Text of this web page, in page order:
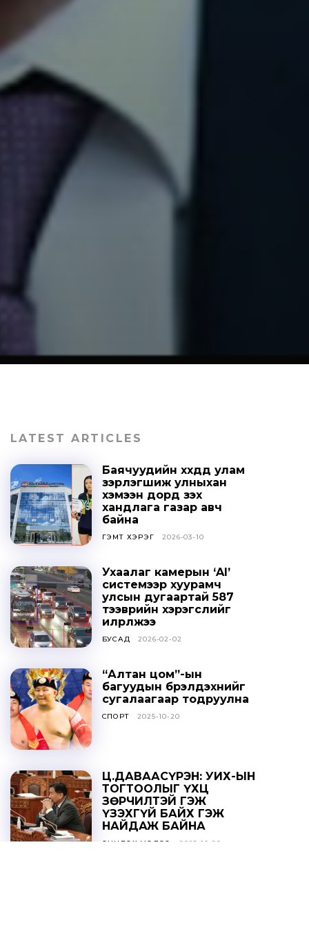
LATEST ARTICLES
Баячуудийн хүүхдүүд улам
зэрлэгшиж улныхан
хэмээн дорд үзэх
хандлага газар авч
байна
ГЭМТ ХЭРЭГ 2026-03-10
Ухаалаг камерын ‘AI’
системээр хуурамч
улсын дугаартай 587
тээврийн хэрэгслийг
илрүүлжээ
БУСАД 2026-02-02
“Алтан цом”-ын
багуудын бүрэлдэхүүнийг
сугалаагаар тодруулна
СПОРТ 2025-10-20
Ц.ДАВААСҮРЭН: УИХ-ЫН
ТОГТООЛЫГ ҮХЦ
ЗӨРЧИЛТЭЙ ГЭЖ
ҮЗЭХГҮЙ БАЙХ ГЭЖ
НАЙДАЖ БАЙНА
ОНЦЛОХ МЭДЭЭ 2025-10-20